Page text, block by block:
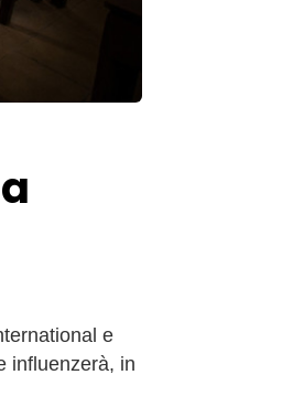
e
influenzerà, in